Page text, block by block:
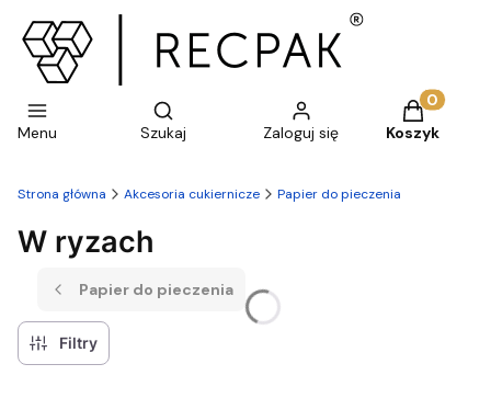
Menu
Otwórz wyszukiwarkę
Szukaj Zaloguj się
Produkty
Koszyk
Strona główna Akcesoria cukiernicze Papier do pieczenia
W ryzach
Papier do pieczenia
Filtry